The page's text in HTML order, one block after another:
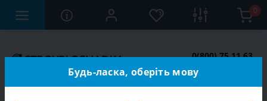
0
0(800) 75 11 63
Будь-ласка, оберіть мову